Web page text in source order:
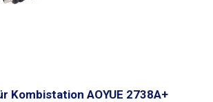
Kombistation AOYUE 2738A+